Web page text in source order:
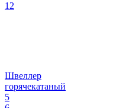
12
Швеллер
горячекатаный
5